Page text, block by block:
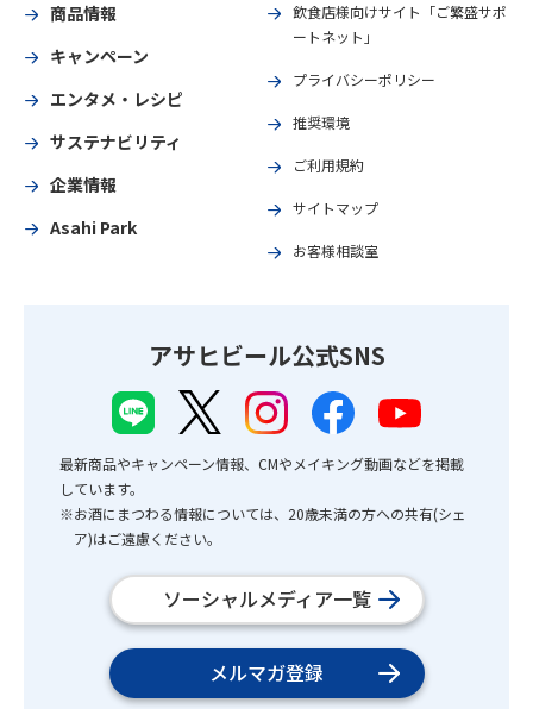
商品情報
キャンペーン
エンタメ・レシピ
サステナビリティ
企業情報
Asahi Park
飲食店様向けサイト「ご繁盛サポ
ートネット」
プライバシーポリシー
推奨環境
ご利用規約
サイトマップ
お客様相談室
アサヒビール公式SNS
最新商品やキャンペーン情報、CMやメイキング動画などを掲載
しています。
※お酒にまつわる情報については、20歳未満の方への共有(シェ
ア)はご遠慮ください。
ソーシャルメディア一覧
メルマガ登録